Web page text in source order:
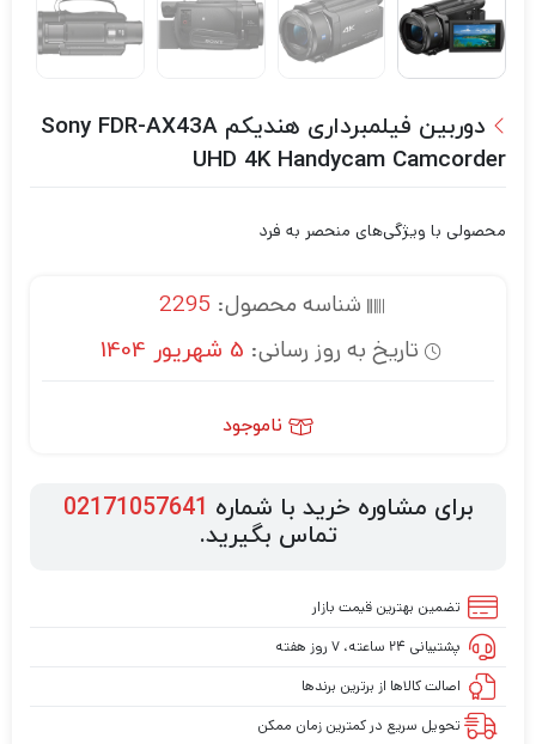
دوربین فیلمبرداری هندیکم Sony FDR-AX43A
UHD 4K Handycam Camcorder
محصولی با ویژگی‌های منحصر به فرد
شناسه محصول:2295
تاریخ به روز رسانی: 5 شهریور 1404
ناموجود
برای مشاوره خرید با شماره 02171057641
تماس بگیرید.
تضمین بهترین قیمت بازار
پشتیبانی ۲۴ ساعته، ۷ روز هفته
اصالت کالاها از برترین برندها
تحویل سریع در کمترین زمان ممکن